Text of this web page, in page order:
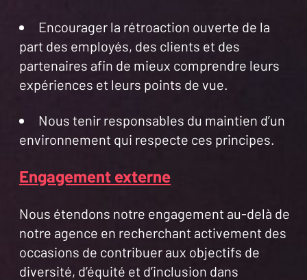
Encourager la rétroaction ouverte de la
part des employés, des clients et des
partenaires afin de mieux comprendre leurs
expériences et leurs points de vue.
Nous tenir responsables du maintien d’un
environnement qui respecte ces principes.
Engagement externe
Nous étendons notre engagement au-delà de
notre agence en recherchant activement des
occasions de contribuer aux objectifs de
diversité, d’équité et d’inclusion dans